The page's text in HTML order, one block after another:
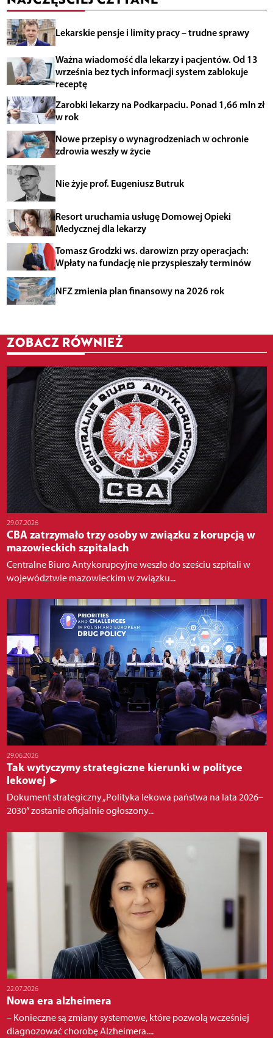
Lekarskie pensje i limity pracy – trudne sprawy
Ważna wiadomość dla lekarzy i pacjentów. Od 13
września bez tych informacji system zablokuje
receptę
Zarobki lekarzy na Podkarpaciu. Ponad 1,66 mln zł
w rok
Nowe przepisy o wynagrodzeniach w ochronie
zdrowia weszły w życie
Nie żyje prof. Eugeniusz Butruk
Resort uruchamia usługę Domowej Opieki
Medycznej dla lekarzy
Tomasz Grodzki ws. darowizn przy operacjach:
Wpłaty na fundację nie przyspieszały terminów
NFZ zmienia plan finansowy na 2026 rok
ZOBACZ RÓWNIEŻ
29.07.2026
CBA zatrzymało trzy osoby w związku z korupcją w
mazowieckich szpitalach
Centralne Biuro Antykorupcyjne weszło do sześciu szpitali w
województwie mazowieckim w związku...
29.06.2026
Tak wytyczymy strategiczne kierunki w polityce
lekowej ►
Dokument strategiczny „Polityka lekowa państwa na lata 2026–
2030” zostanie oficjalnie ogłoszony...
22.07.2026
Nowa era alzheimera
– Konieczne są zmiany systemowe, które pozwolą wcześniej
diagnozować chorobę Alzheimera....